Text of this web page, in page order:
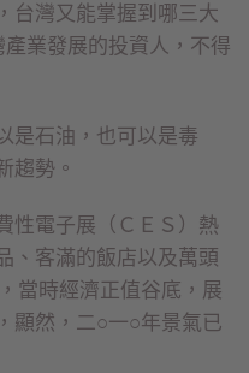
台灣又能掌握到哪三大
業發展的投資人，不得
是石油，也可以是毒
趨勢。
性電子展（ＣＥＳ）熱
、客滿的飯店以及萬頭
當時經濟正值谷底，展
顯然，二○一○年景氣已